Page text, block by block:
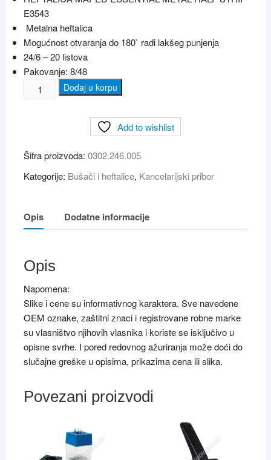
E3543
Metalna heftalica
Mogućnost otvaranja do 180` radi lakšeg punjenja
24/6 – 20 listova
Pakovanje: 8/48
Heftalica
MAPED
količina
Dodaj u korpu
Add to wishlist
Šifra proizvoda: 0302.246.005
Kategorije: Bušači i heftalice, Kancelarijski pribor
Opis Dodatne informacije
Opis
Napomena:
Slike i cene su informativnog karaktera. Sve navedene
OEM oznake, zaštitni znaci i registrovane robne marke
su vlasništvo njihovih vlasnika i koriste se isključivo u
opisne svrhe. I pored redovnog ažuriranja može doći do
slučajne greške u opisima, prikazima cena ili slika.
Povezani proizvodi